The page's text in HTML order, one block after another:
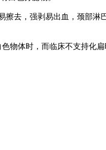
去，强剥易出血，颈部淋
体时，而临床不支持化